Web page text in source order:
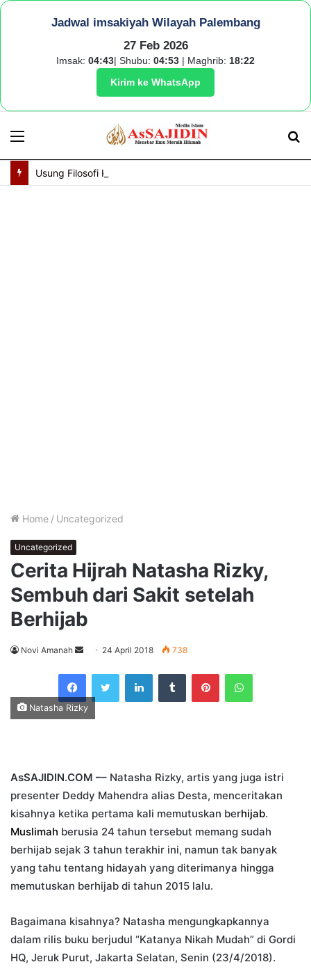
Jadwal imsakiyah Wilayah Palembang
27 Feb 2026
Imsak: 04:43| Shubu: 04:53 | Maghrib: 18:22
Kirim ke WhatsApp
Menu
Home / Uncategorized
Uncategorized
Cerita Hijrah Natasha Rizky,
Sembuh dari Sakit setelah
Berhijab
Novi Amanah
Send
email
24 April 2018 738
FacebookTwitterLinkedInTumblrPinterestWhatsApp
Natasha Rizky
AsSAJIDIN.COM –– Natasha Rizky, artis yang juga istri
presenter Deddy Mahendra alias Desta, menceritakan
kisahnya ketika pertama kali memutuskan berhijab.
Muslimah berusia 24 tahun tersebut memang sudah
berhijab sejak 3 tahun terakhir ini, namun tak banyak
yang tahu tentang hidayah yang diterimanya hingga
memutuskan berhijab di tahun 2015 lalu.
Bagaimana kisahnya? Natasha mengungkapkannya
dalam rilis buku berjudul “Katanya Nikah Mudah” di Gordi
HQ, Jeruk Purut, Jakarta Selatan, Senin (23/4/2018).